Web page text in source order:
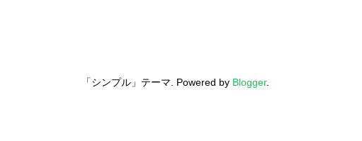
「シンプル」テーマ. Powered by Blogger.